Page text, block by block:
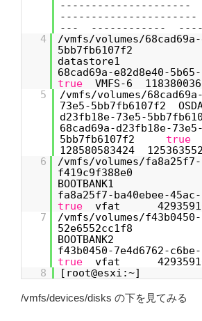
---------------------
--- ------------
4
/vmfs/volumes/68cad69a-
5bb7fb6107f2
68cad69a-e82d8e40-
true
VMFS-6
5
/vmfs/volumes/
73e5-5bb7fb6107f2
d23fb18e-73e5-
68cad69a-d23fb18e-73e5-
5bb7fb6107f2 true
128580583424
6
/vmfs/volumes/fa8a25f7-
f419c9f388e0
fa8a25f7-ba40ebee-
true
vfat
7
/vmfs/volumes/f43b0450-
52e6552cc1f8
f43b0450-7e4d6762-
true
vfat
8
[root@esxi:~]
/vmfs/devices/disks の下を見てみる